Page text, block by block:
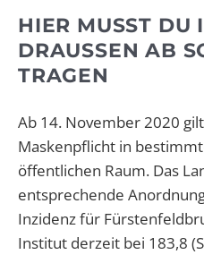
HIER MUSST DU
DRAUSSEN AB
RAGEN
Ab 14. November 2020
Maskenpflicht in
öffentlichen Raum. Das
entsprechende
Inzidenz für
Institut derzeit bei 183,8